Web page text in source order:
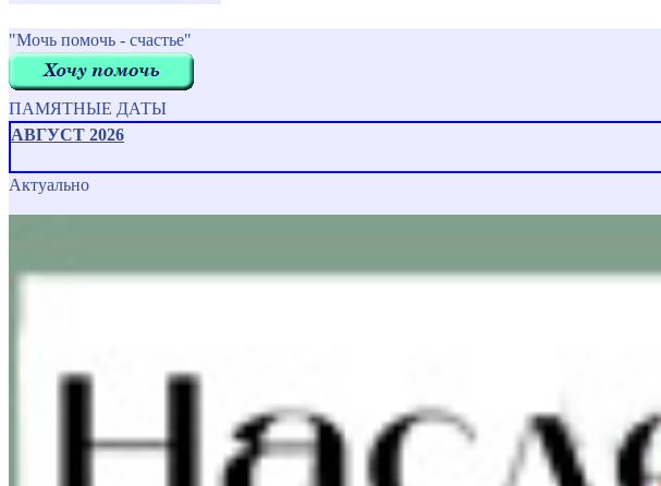
"Мочь помочь - счастье"
ПАМЯТНЫЕ ДАТЫ
АВГУСТ 2026
Актуально